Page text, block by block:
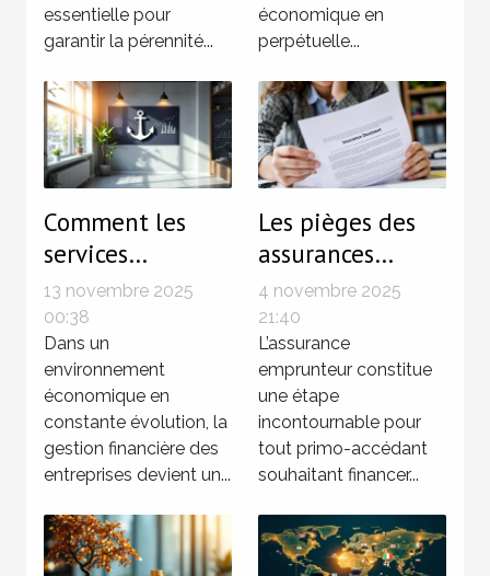
essentielle pour
garantir la pérennité...
économique en
perpétuelle...
Comment les
services
fiduciaires
renforcent-ils la
santé financière
des entreprises ?
13 novembre 2025
00:38
Dans un
environnement
économique en
constante évolution, la
gestion financière des
entreprises devient un...
Les pièges des
assurances
emprunteur pour
les primo-
accédants
4 novembre 2025
21:40
L’assurance
emprunteur constitue
une étape
incontournable pour
tout primo-accédant
souhaitant financer...